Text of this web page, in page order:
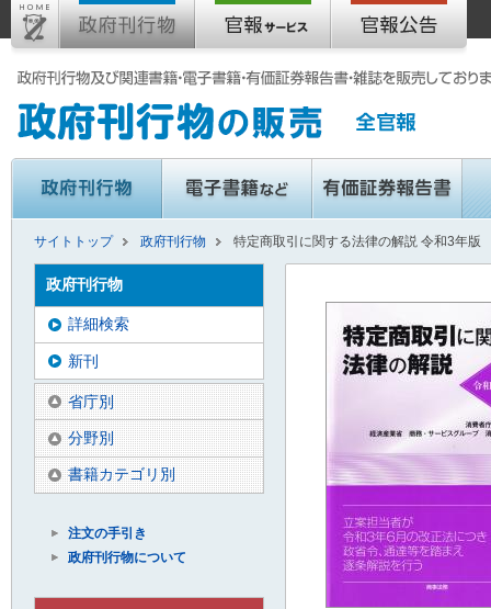
サイトトップ 政府刊行物 特定商取引に関する法律の解説 令和3年版
政府刊行物
詳細検索
新刊
省庁別
分野別
書籍カテゴリ別
注文の手引き
政府刊行物について